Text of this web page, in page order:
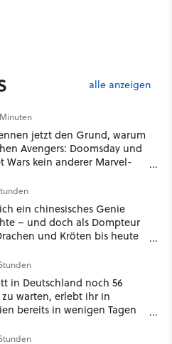
alle anzeigen
jetzt den Grund, warum
Avengers: Doomsday und
Wars kein anderer Marvel-
ein chinesisches Genie
– und doch als Dompteur
und Kröten bis heute
in Deutschland noch 56
zu warten, erlebt ihr in
bereits in wenigen Tagen